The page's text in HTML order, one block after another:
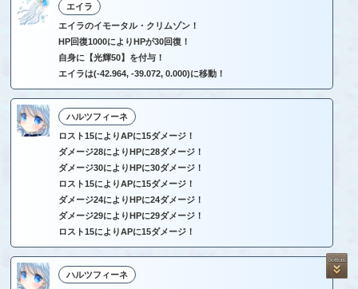
エイラ
エイラのイモータル・クリムゾン！
HP回復1000によりHPが30回復！
自身に【光輝50】を付与！
エイラは(-42.964, -39.072, 0.000)に移動！
ハルツフィーネ
ロスト15によりAPに15ダメージ！
ダメージ28によりHPに28ダメージ！
ダメージ30によりHPに30ダメージ！
ロスト15によりAPに15ダメージ！
ダメージ24によりHPに24ダメージ！
ダメージ29によりHPに29ダメージ！
ロスト15によりAPに15ダメージ！
ハルツフィーネ